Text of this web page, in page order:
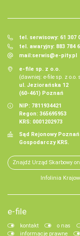
tel. serwisowy: 61 307
tel. awaryjny: 883 784
mail:serwis@e-pity.pl
e-file sp. z o.o.
(dawniej: e-file sp. z o.o.
ul. Jeziorańska 12
(60-461) Poznań
NIP: 7811934421
Regon: 365695953
KRS: 0001202973
Sąd Rejonowy
Gospodarczy KRS.
Znajdź Urząd Skarbowy
Infolinia
e-file
kontakt o nas
informacje prawne